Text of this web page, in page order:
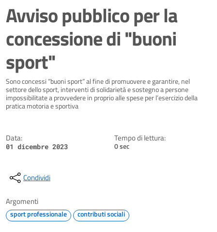
Avviso pubblico per la
concessione di "buoni
sport"
Dettagli della notizia
Sono concessi “buoni sport” al fine di promuovere e garantire, nel
settore dello sport, interventi di solidarietà e sostegno a persone
impossibilitate a provvedere in proprio alle spese per l’esercizio della
pratica motoria e sportiva
Data:
01 dicembre 2023
Tempo di lettura:
0 sec
Condividi
Argomenti
sport professionale contributi sociali